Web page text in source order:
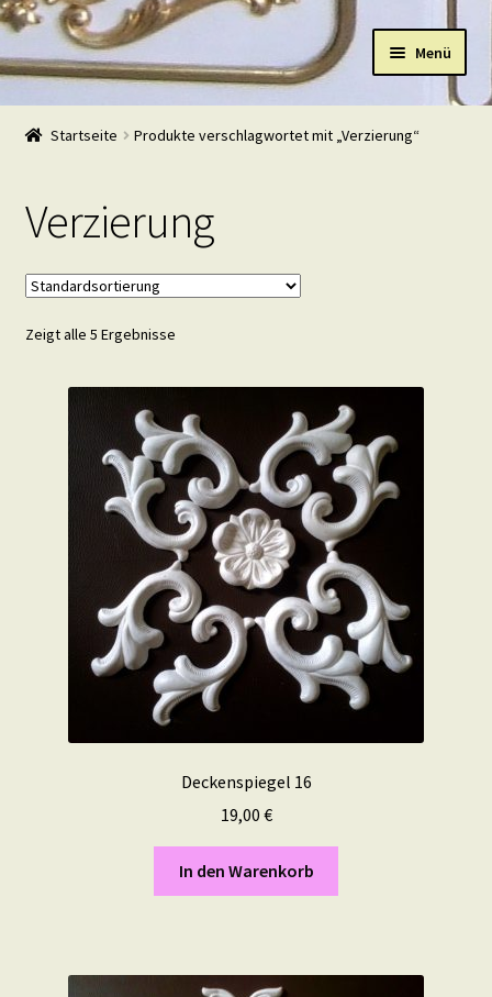
Navigation
Zum
Inhalt
Menü
Start
Warenkorb
Mein Konto
Kasse
Beispiele
Kontakt
Startseite Produkte verschlagwortet mit „Verzierung“
Verzierung
Zeigt alle 5 Ergebnisse
Deckenspiegel 16
19,00 €
In den Warenkorb